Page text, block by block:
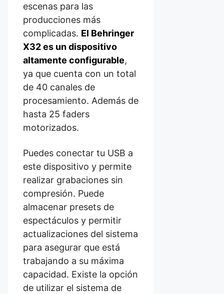
escenas para las
producciones más
complicadas. El Behringer
X32 es un dispositivo
altamente configurable,
ya que cuenta con un total
de 40 canales de
procesamiento. Además de
hasta 25 faders
motorizados.
Puedes conectar tu USB a
este dispositivo y permite
realizar grabaciones sin
compresión. Puede
almacenar presets de
espectáculos y permitir
actualizaciones del sistema
para asegurar que está
trabajando a su máxima
capacidad. Existe la opción
de utilizar el sistema de